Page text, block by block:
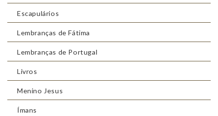
Escapulários
Lembranças de Fátima
Lembranças de Portugal
Livros
Menino Jesus
Ímans